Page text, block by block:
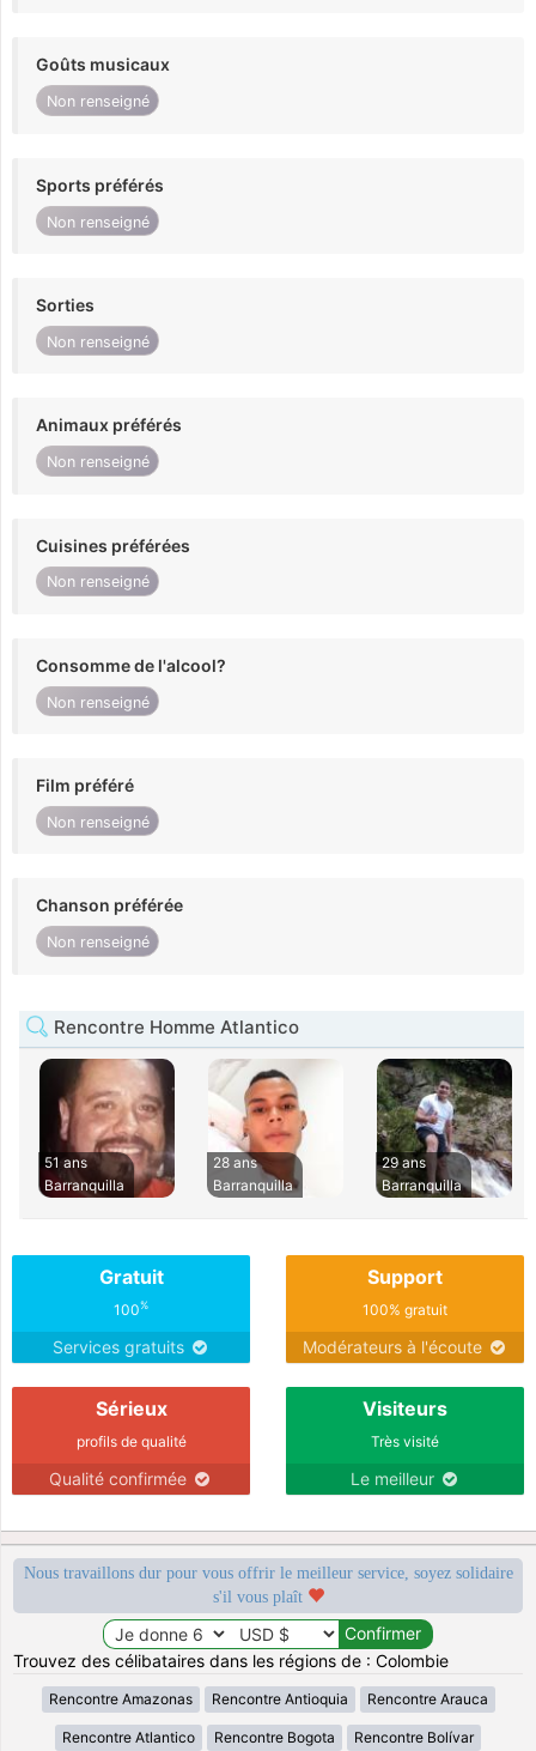
Goûts musicaux
Non renseigné
Sports préférés
Non renseigné
Sorties
Non renseigné
Animaux préférés
Non renseigné
Cuisines préférées
Non renseigné
Consomme de l'alcool?
Non renseigné
Film préféré
Non renseigné
Chanson préférée
Non renseigné
Rencontre Homme Atlantico
51 ans
Barranquilla
28 ans
Barranquilla
29 ans
Barranquilla
Gratuit
100%
Services gratuits
Support
100% gratuit
Modérateurs à l'écoute
Sérieux
profils de qualité
Qualité confirmée
Visiteurs
Très visité
Le meilleur
Nous travaillons dur pour vous offrir le meilleur service, soyez solidaire
s'il vous plaît
Trouvez des célibataires dans les régions de : Colombie
Rencontre Amazonas Rencontre Antioquia Rencontre Arauca
Rencontre Atlantico Rencontre Bogota Rencontre Bolívar